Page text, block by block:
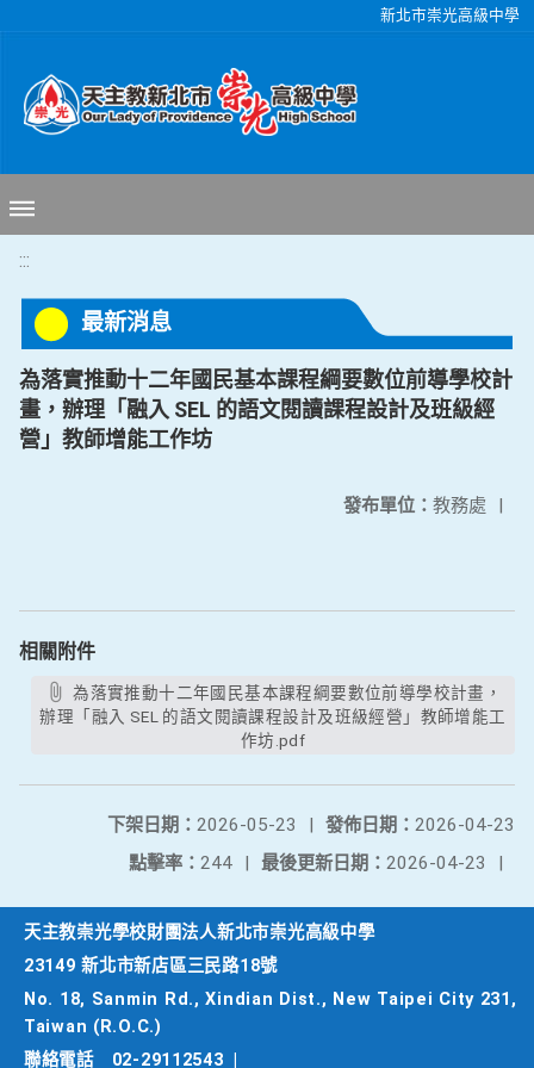
新北市崇光高級中學
:::
最新消息
為落實推動十二年國民基本課程綱要數位前導學校計
畫，辦理「融入 SEL 的語文閱讀課程設計及班級經
營」教師增能工作坊
發布單位： 教務處 |
相關附件
為落實推動十二年國民基本課程綱要數位前導學校計畫，
辦理「融入 SEL 的語文閱讀課程設計及班級經營」教師增能工
作坊.pdf
發佈日期： 2026-04-23
下架日期： 2026-05-23
|
最後更新日期： 2026-04-23 |
點擊率： 244 |
天主教崇光學校財團法人新北市崇光高級中學
23149 新北市新店區三民路18號
No. 18, Sanmin Rd., Xindian Dist., New Taipei City 231,
Taiwan (R.O.C.)
聯絡電話
02-29112543